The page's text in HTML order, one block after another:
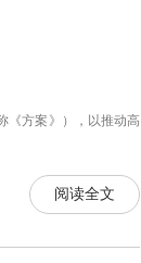
方案》），以推动高
阅读全文